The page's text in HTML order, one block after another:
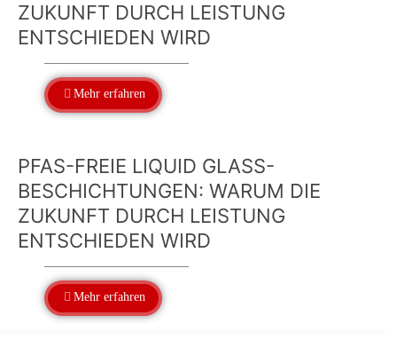
ZUKUNFT DURCH LEISTUNG
ENTSCHIEDEN WIRD
Mehr erfahren
PFAS-FREIE LIQUID GLASS-
BESCHICHTUNGEN: WARUM DIE
ZUKUNFT DURCH LEISTUNG
ENTSCHIEDEN WIRD
Mehr erfahren